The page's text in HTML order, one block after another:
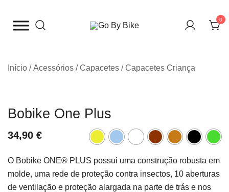
para
0
Início /Acessórios /Capacetes /Capacetes Criança
Bobike One Plus
34,90 €
O Bobike ONE® PLUS possui uma construção robusta em
molde, uma rede de proteção contra insectos, 10 aberturas
de ventilação e proteção alargada na parte de trás e nos